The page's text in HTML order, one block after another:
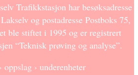
Trafikkstasjon har besøksadresse
og postadresse Postboks 75,
ble stiftet i 1995 og er registrert
“Teknisk prøving og analyse”.
› underenheter